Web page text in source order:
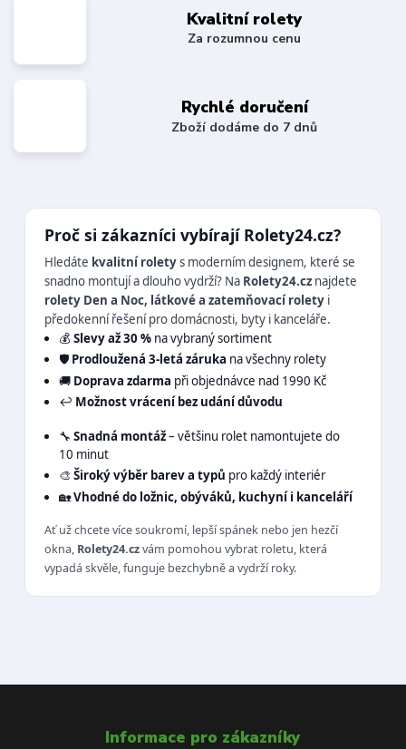
Kvalitní rolety
Za rozumnou cenu
Rychlé doručení
Zboží dodáme do 7 dnů
Proč si zákazníci vybírají Rolety24.cz?
Hledáte kvalitní roletys moderním designem, které se
snadno montují a dlouho vydrží? Na Rolety24.cz najdete
rolety Den a Noc, látkové a zatemňovací rolety i
předokenní řešení pro domácnosti, byty i kanceláře.
💰 Slevy až 30 %na vybraný sortiment
🛡️ Prodloužená 3-letá záruka na všechny rolety
🚚 Doprava zdarma při objednávce nad 1990 Kč
↩️ Možnost vrácení bez udání důvodu
🔧 Snadná montáž– většinu rolet namontujete do
10 minut
🎨 Široký výběr barev a typů pro každý interiér
🏡Vhodné do ložnic, obýváků, kuchyní i kanceláří
Ať už chcete více soukromí, lepší spánek nebo jen hezčí
okna, Rolety24.czvám pomohou vybrat roletu, která
vypadá skvěle, funguje bezchybně a vydrží roky.
Informace pro zákazníky